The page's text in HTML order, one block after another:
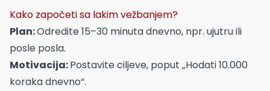
Kako započeti sa lakim vežbanjem?
Plan:Odredite 15–30 minuta dnevno, npr. ujutru ili
posle posla.
Motivacija:Postavite ciljeve, poput „Hodati 10.000
koraka dnevno“.